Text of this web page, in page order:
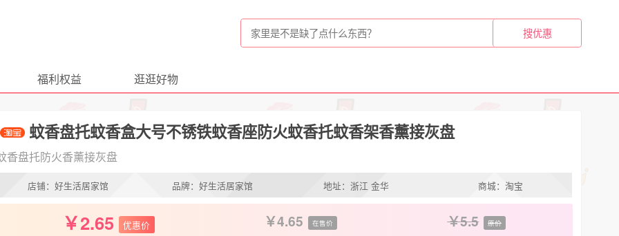
福利权益 逛逛好物
蚊香盘托蚊香盒大号不锈铁蚊香座防火蚊香托蚊香架香薰接灰盘
香盘托防火香薰接灰盘
店铺：好生活居家馆 品牌：好生活居家馆 地址：浙江 金华 商城：淘宝
2.65 优惠价 4.65 在售价 5.5 原价